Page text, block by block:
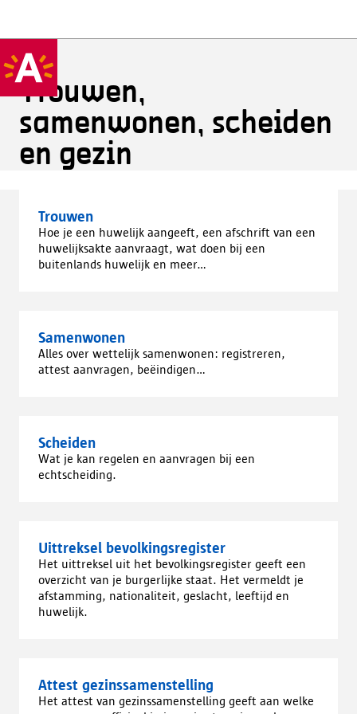
Trouwen,
samenwonen, scheiden
en gezin
Trouwen
Hoe je een huwelijk aangeeft, een afschrift van een
huwelijksakte aanvraagt, wat doen bij een
buitenlands huwelijk en meer…
Samenwonen
Alles over wettelijk samenwonen: registreren,
attest aanvragen, beëindigen...
Scheiden
Wat je kan regelen en aanvragen bij een
echtscheiding.
Uittreksel bevolkingsregister
Het uittreksel uit het bevolkingsregister geeft een
overzicht van je burgerlijke staat. Het vermeldt je
afstamming, nationaliteit, geslacht, leeftijd en
huwelijk.
Attest gezinssamenstelling
Het attest van gezinssamenstelling geeft aan welke